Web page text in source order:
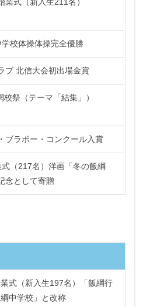
校体操体操完全優勝
ブ 北信大会初出場金賞
校祭（テーマ「結集」）
ブラボー・コンクール入賞
（217名）洋画「冬の飯綱
念として寄贈
式（新入生197名）「飯綱行
中学校」と改称